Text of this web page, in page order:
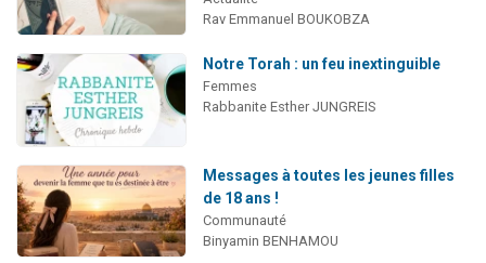
Rav Emmanuel BOUKOBZA
Notre Torah : un feu inextinguible
Femmes
Rabbanite Esther JUNGREIS
Messages à toutes les jeunes filles
de 18 ans !
Communauté
Binyamin BENHAMOU